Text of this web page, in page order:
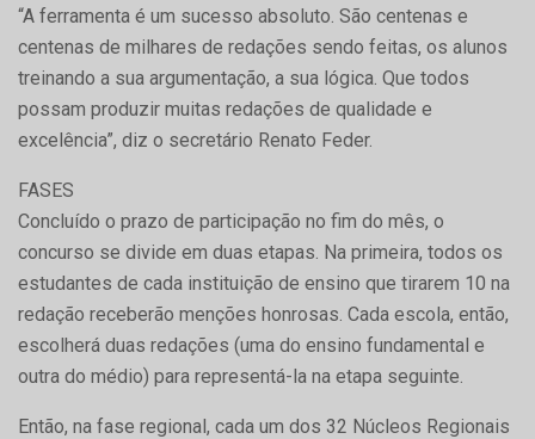
“A ferramenta é um sucesso absoluto. São centenas e
centenas de milhares de redações sendo feitas, os alunos
treinando a sua argumentação, a sua lógica. Que todos
possam produzir muitas redações de qualidade e
excelência”, diz o secretário Renato Feder.
FASES
Concluído o prazo de participação no fim do mês, o
concurso se divide em duas etapas. Na primeira, todos os
estudantes de cada instituição de ensino que tirarem 10 na
redação receberão menções honrosas. Cada escola, então,
escolherá duas redações (uma do ensino fundamental e
outra do médio) para representá-la na etapa seguinte.
Então, na fase regional, cada um dos 32 Núcleos Regionais